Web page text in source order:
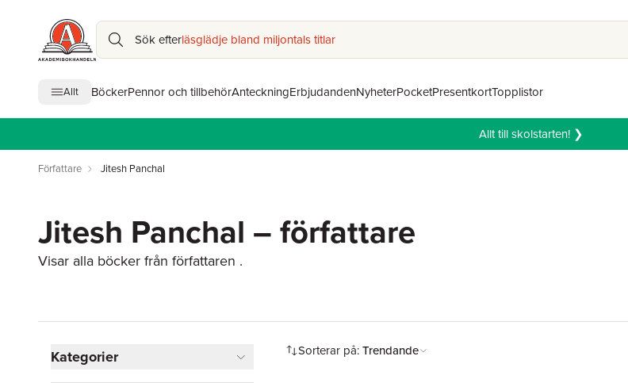
Sök efterläsglädje bland miljontals titlar
Allt BöckerPennor och tillbehörAnteckningErbjudandenNyheterPocketPresentkortTopplistor
Allt till skolstarten! ❯
Författare Jitesh Panchal
Jitesh Panchal – författare
Visar alla böcker från författaren .
Kategorier Sorterar på:Trendande